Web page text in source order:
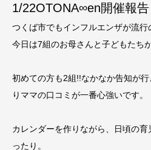
1/22OTONA∞en開催報告
つくば市でもインフルエンザが流行
今日は7組のお母さんと子どもたち
初めての方も2組!!なかなか告知が
りママの口コミが一番心強いです。
カレンダーを作りながら、日頃の
ったり。